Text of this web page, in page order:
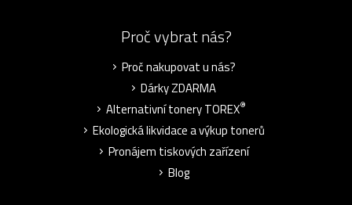
Proč vybrat nás?
Proč nakupovat u nás?
Dárky ZDARMA
Alternativní tonery TOREX®
Ekologická likvidace a výkup tonerů
Pronájem tiskových zařízení
Blog